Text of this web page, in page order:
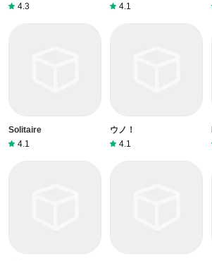
4.3
4.1
Solitaire
4.1
ウノ！
4.1